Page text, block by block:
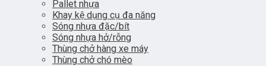
Pallet nhựa
Khay kệ dụng cụ đa năng
Sóng nhựa đặc/bít
Sóng nhựa hở/rỗng
Thùng chở hàng xe máy
Thùng chở chó mèo